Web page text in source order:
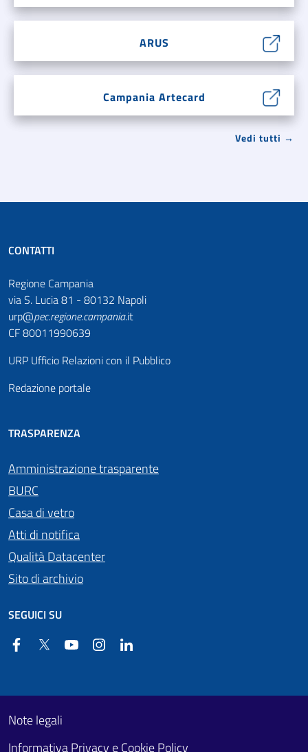
ARUS
Campania Artecard
Vedi tutti →
CONTATTI
Regione Campania
via S. Lucia 81 - 80132 Napoli
urp@pec.regione.campania.it
CF 80011990639
URP Ufficio Relazioni con il Pubblico
Redazione portale
TRASPARENZA
Amministrazione trasparente
BURC
Casa di vetro
Atti di notifica
Qualità Datacenter
Sito di archivio
SEGUICI SU
FacebookTwitter YouTube Instagram
Footer First
Useful links section
Note legali
Informativa Privacy e Cookie Policy